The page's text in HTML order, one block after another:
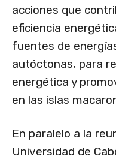
acciones que
eficiencia
fuentes de
autóctonas, para
energética y
en las islas
En paralelo a la
Universidad de